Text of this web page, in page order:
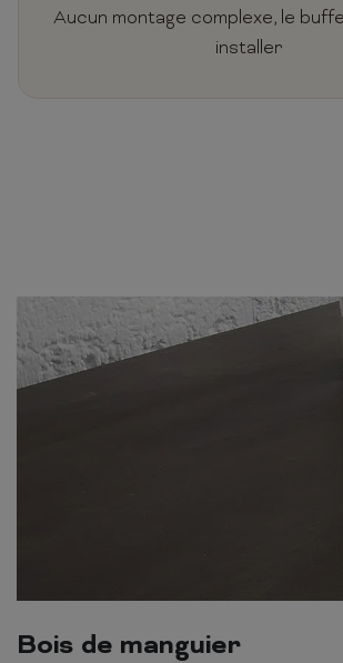
Aucun montage complexe, le
installer
Bois de manguier